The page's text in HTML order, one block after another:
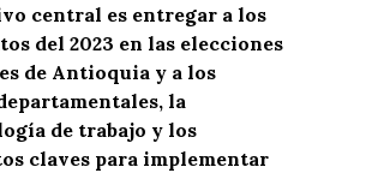
central es entregar a los
del 2023 en las elecciones
de Antioquia y a los
la
de trabajo y los
claves para implementar